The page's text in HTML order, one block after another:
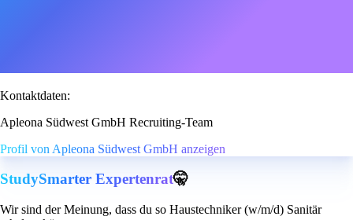
Kontaktdaten:
Apleona Südwest GmbH Recruiting-Team
Profil von Apleona Südwest GmbH anzeigen
StudySmarter Expertenrat🤫
Wir sind der Meinung, dass du so Haustechniker (w/m/d) Sanitär